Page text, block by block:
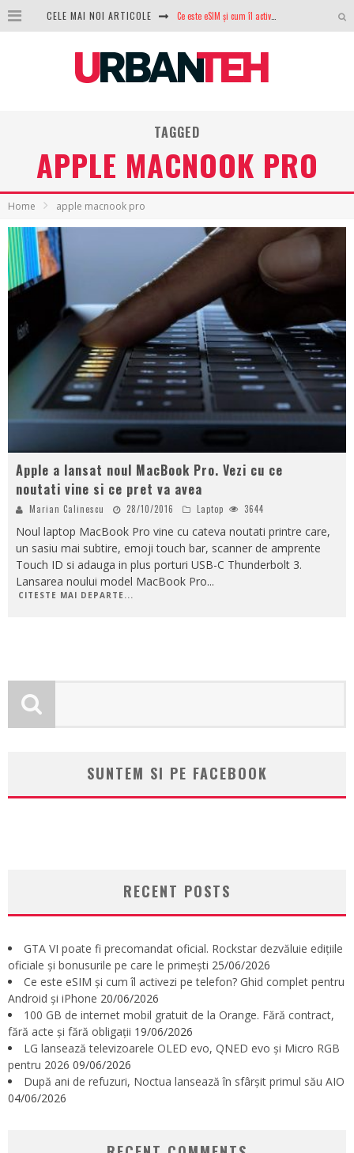
CELE MAI NOI ARTICOLE
Analiza producției fotovoltaice în România – cât produce un sistem solar pe timp de iarnă?
NVIDIA avertizează: memoria RAM și SSD-urile ar putea deveni și mai scumpe în perioada următoare
GTA VI poate fi precomandat oficial. Rockstar dezvăluie edițiile oficiale și bonusurile pe care le primești
TAGGED
APPLE MACNOOK PRO
Home apple macnook pro
Apple a lansat noul MacBook Pro. Vezi cu ce
noutati vine si ce pret va avea
Marian Calinescu 28/10/2016 Laptop 3644
Noul laptop MacBook Pro vine cu cateva noutati printre care,
un sasiu mai subtire, emoji touch bar, scanner de amprente
Touch ID si adauga in plus porturi USB-C Thunderbolt 3.
Lansarea noului model MacBook Pro...
CITESTE MAI DEPARTE...
SUNTEM SI PE FACEBOOK
RECENT POSTS
GTA VI poate fi precomandat oficial. Rockstar dezvăluie edițiile
oficiale și bonusurile pe care le primești 25/06/2026
Ce este eSIM și cum îl activezi pe telefon? Ghid complet pentru
Android și iPhone 20/06/2026
100 GB de internet mobil gratuit de la Orange. Fără contract,
fără acte și fără obligații 19/06/2026
LG lansează televizoarele OLED evo, QNED evo și Micro RGB
pentru 2026 09/06/2026
După ani de refuzuri, Noctua lansează în sfârșit primul său AIO
04/06/2026